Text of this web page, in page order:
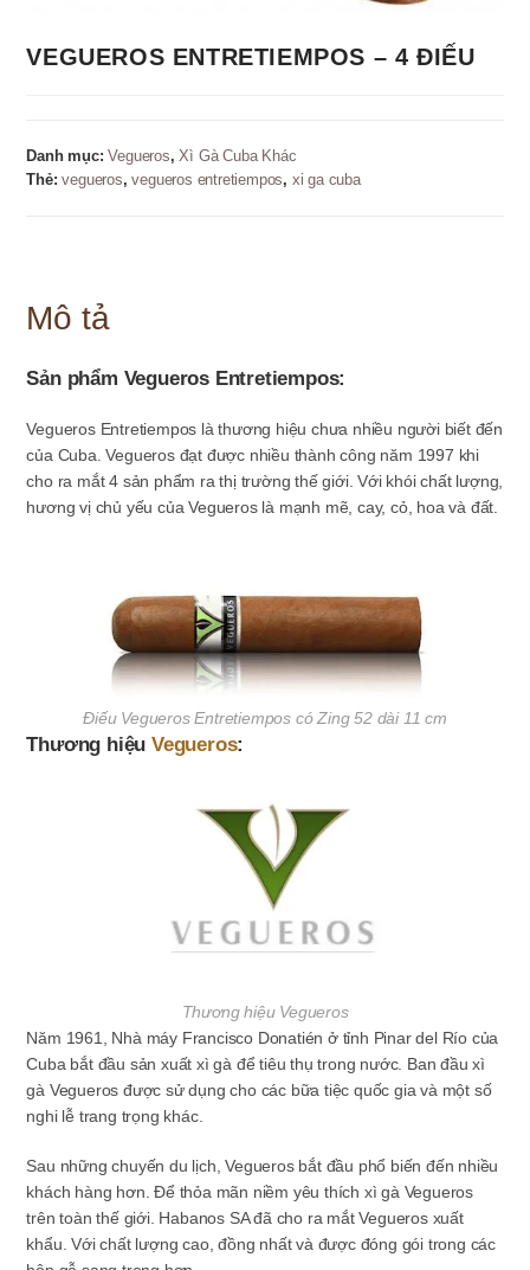
VEGUEROS ENTRETIEMPOS – 4 ĐIẾU
Danh mục:Vegueros,Xì Gà Cuba Khác
Thẻ:vegueros,vegueros entretiempos, xi ga cuba
Mô tả
Sản phẩm Vegueros Entretiempos:
Vegueros Entretiempos là thương hiệu chưa nhiều người biết đến
của Cuba. Vegueros đạt được nhiều thành công năm 1997 khi
cho ra mắt 4 sản phẩm ra thị trường thế giới. Với khói chất lượng,
hương vị chủ yếu của Vegueros là mạnh mẽ, cay, cỏ, hoa và đất.
Điếu Vegueros Entretiempos có Zing 52 dài 11 cm
Thương hiệuVegueros:
Thương hiệu Vegueros
Năm 1961, Nhà máy Francisco Donatién ở tỉnh Pinar del Río của
Cuba bắt đầu sản xuất xì gà để tiêu thụ trong nước. Ban đầu xì
gà Vegueros được sử dụng cho các bữa tiệc quốc gia và một số
nghi lễ trang trọng khác.
Sau những chuyến du lịch, Vegueros bắt đầu phổ biến đến nhiều
khách hàng hơn. Để thỏa mãn niềm yêu thích xì gà Vegueros
trên toàn thế giới. Habanos SA đã cho ra mắt Vegueros xuất
khẩu. Với chất lượng cao, đồng nhất và được đóng gói trong các